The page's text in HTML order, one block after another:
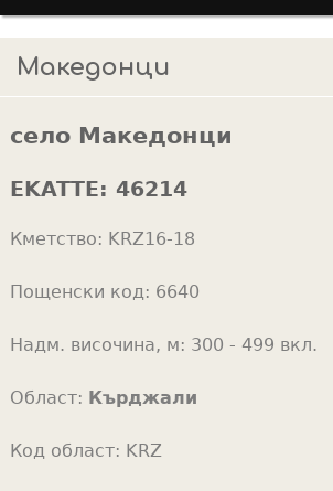
r
c
h
f
r
m
и
o
u
r
e
e
Македонци
село Македонци
EKATTE: 46214
Кметство: KRZ16-18
Пощенски код: 6640
Надм. височина, м: 300 - 499 вкл.
Област: Кърджали
Код област: KRZ